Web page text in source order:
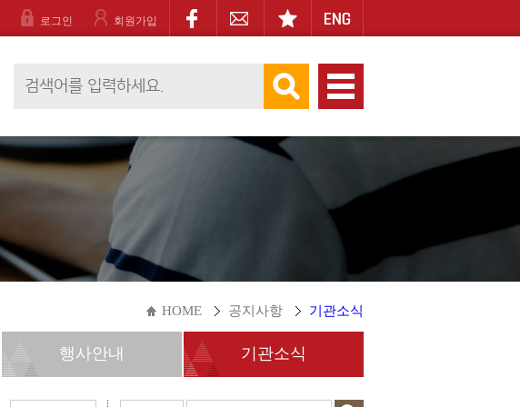
로그인 회원가입
HOME 공지사항 기관소식
행사안내 기관소식